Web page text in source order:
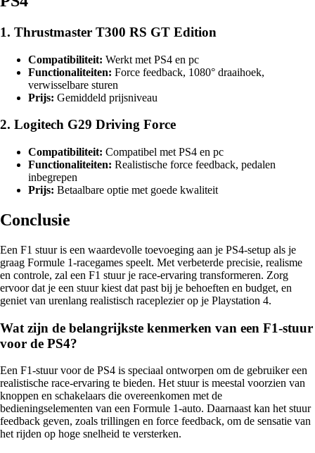
1. Thrustmaster T300 RS GT Edition
Compatibiliteit: Werkt met PS4 en pc
Functionaliteiten: Force feedback, 1080° draaihoek,
verwisselbare sturen
Prijs: Gemiddeld prijsniveau
2. Logitech G29 Driving Force
Compatibiliteit: Compatibel met PS4 en pc
Functionaliteiten: Realistische force feedback, pedalen
inbegrepen
Prijs: Betaalbare optie met goede kwaliteit
Conclusie
Een F1 stuur is een waardevolle toevoeging aan je PS4-setup als je
graag Formule 1-racegames speelt. Met verbeterde precisie, realisme
en controle, zal een F1 stuur je race-ervaring transformeren. Zorg
ervoor dat je een stuur kiest dat past bij je behoeften en budget, en
geniet van urenlang realistisch raceplezier op je Playstation 4.
Wat zijn de belangrijkste kenmerken van een F1-stuur
voor de PS4?
Een F1-stuur voor de PS4 is speciaal ontworpen om de gebruiker een
realistische race-ervaring te bieden. Het stuur is meestal voorzien van
knoppen en schakelaars die overeenkomen met de
bedieningselementen van een Formule 1-auto. Daarnaast kan het stuur
feedback geven, zoals trillingen en force feedback, om de sensatie van
het rijden op hoge snelheid te versterken.